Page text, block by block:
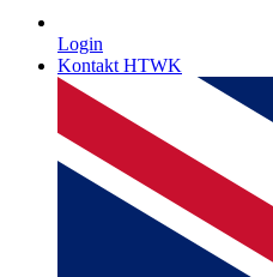
Login
Kontakt HTWK